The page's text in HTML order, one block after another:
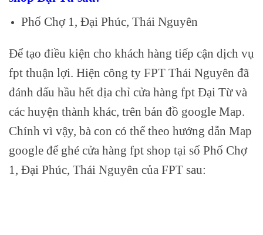
Phố Chợ 1, Đại Phúc, Thái Nguyên
Để tạo điều kiện cho khách hàng tiếp cận dịch vụ
fpt thuận lợi. Hiện công ty FPT Thái Nguyên đã
đánh dấu hầu hết địa chỉ cửa hàng fpt Đại Từ và
các huyện thành khác, trên bản đồ google Map.
Chính vì vậy, bà con có thể theo hướng dẫn Map
google để ghé cửa hàng fpt shop tại số Phố Chợ
1, Đại Phúc, Thái Nguyên của FPT sau: